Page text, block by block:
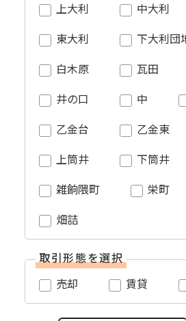
上大利 中大利
東大利 下大利団
白木原 瓦田
井の口 中
乙金台 乙金東
上筒井 下筒井
雑餉隈町 栄町
畑詰
取引形態を選択
売却
賃貸